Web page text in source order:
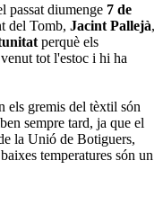
passat diumenge 7 de
del Tomb, Jacint Pallejà,
perquè els
tot l'estoc i hi ha
els gremis del tèxtil són
sempre tard, ja que el
la Unió de Botiguers,
temperatures són un